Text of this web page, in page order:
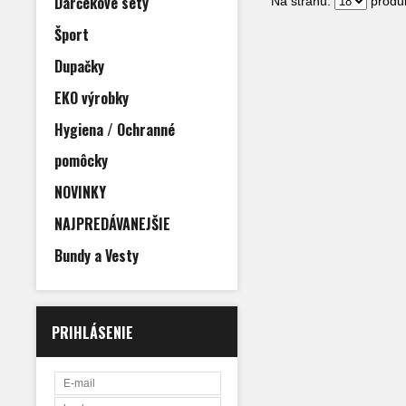
Šport
Dupačky
EKO výrobky
Hygiena / Ochranné
pomôcky
NOVINKY
NAJPREDÁVANEJŠIE
Bundy a Vesty
PRIHLÁSENIE